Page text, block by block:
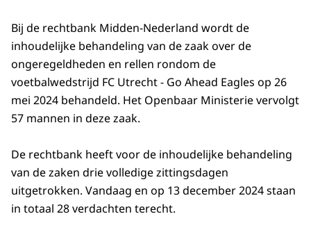
Bij de rechtbank Midden-Nederland wordt de
inhoudelijke behandeling van de zaak over de
ongeregeldheden en rellen rondom de
voetbalwedstrijd FC Utrecht - Go Ahead Eagles op 26
mei 2024 behandeld. Het Openbaar Ministerie vervolgt
57 mannen in deze zaak.
De rechtbank heeft voor de inhoudelijke behandeling
van de zaken drie volledige zittingsdagen
uitgetrokken. Vandaag en op 13 december 2024 staan
in totaal 28 verdachten terecht.